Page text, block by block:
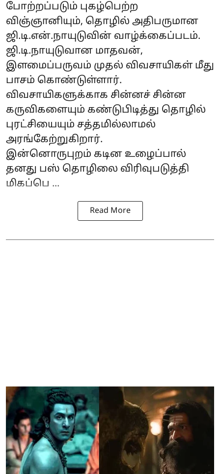
போற்றப்படும் புகழ்பெற்ற
விஞ்ஞானியும், தொழில் அதிபருமான
ஜி.டி.என்.நாயுடுவின் வாழ்க்கைப்படம்.
ஜி.டி.நாயுடுவான மாதவன்,
இளமைப்பருவம் முதல் விவசாயிகள் மீது
பாசம் கொண்டுள்ளார்.
விவசாயிகளுக்காக சின்னச் சின்ன
கருவிகளையும் கண்டுபிடித்து தொழில்
புரட்சியையும் சத்தமில்லாமல்
அரங்கேற்றுகிறார்.
இன்னொருபுறம் கடின உழைப்பால்
தனது பஸ் தொழிலை விரிவுபடுத்தி
மிகப்பெ ...
Read More